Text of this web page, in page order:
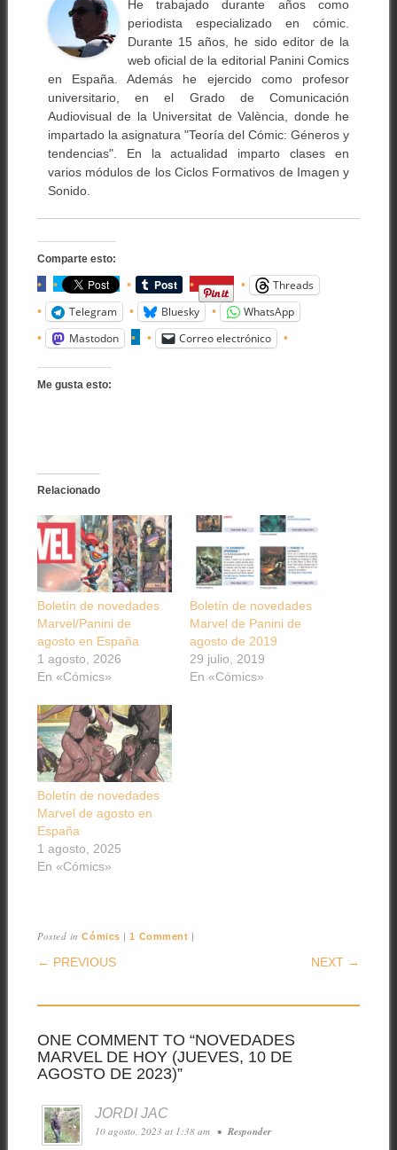
He trabajado durante años como
periodista especializado en cómic.
Durante 15 años, he sido editor de la
web oficial de la editorial Panini Comics
en España. Además he ejercido como profesor
universitario, en el Grado de Comunicación
Audiovisual de la Universitat de València, donde he
impartado la asignatura "Teoría del Cómic: Géneros y
tendencias". En la actualidad imparto clases en
varios módulos de los Ciclos Formativos de Imagen y
Sonido.
Comparte esto:
Threads
Telegram
Bluesky
WhatsApp
Mastodon
Correo electrónico
Me gusta esto:
Relacionado
Boletín de novedades
Marvel/Panini de
agosto en España
1 agosto, 2026
En «Cómics»
Boletín de novedades
Marvel de Panini de
agosto de 2019
29 julio, 2019
En «Cómics»
Boletín de novedades
Marvel de agosto en
España
1 agosto, 2025
En «Cómics»
Posted inCómics |1 Comment |
POST NAVIGATION
← PREVIOUS NEXT →
ONE COMMENT TO “NOVEDADES
MARVEL DE HOY (JUEVES, 10 DE
AGOSTO DE 2023)”
JORDI JAC
10 agosto, 2023 at 1:38 am • Responder